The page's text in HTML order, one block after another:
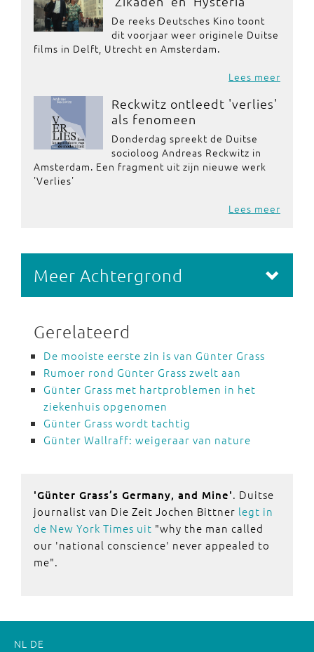
De reeks Deutsches Kino toont
dit voorjaar weer originele Duitse
films in Delft, Utrecht en Amsterdam.
Lees meer
Reckwitz ontleedt 'verlies'
als fenomeen
Donderdag spreekt de Duitse
socioloog Andreas Reckwitz in
Amsterdam. Een fragment uit zijn nieuwe werk
'Verlies'
Lees meer
Meer Achtergrond
Gerelateerd
De mooiste eerste zin is van Günter Grass
Rumoer rond Günter Grass zwelt aan
Günter Grass met hartproblemen in het
ziekenhuis opgenomen
Günter Grass wordt tachtig
Günter Wallraff: weigeraar van nature
'Günter Grass’s Germany, and Mine'. Duitse
journalist van Die Zeit Jochen Bittner legt in
de New York Times uit "why the man called
our 'national conscience' never appealed to
me".
NL DE